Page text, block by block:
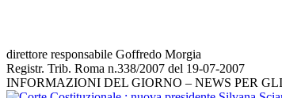
direttore responsabile Goffredo Morgia
Registr. Trib. Roma n.338/2007 del 19-07-2007
INFORMAZIONI DEL GIORNO – NEWS PER